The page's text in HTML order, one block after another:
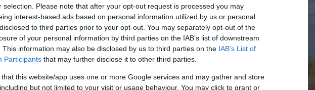
selection. Please note that after your opt-out request is processed you may
interest-based ads based on personal information utilized by us or personal
to third parties prior to your opt-out. You may separately opt-out of the
of your personal information by third parties on the IAB’s list of downstream
This information may also be disclosed by us to third parties on the IAB’s List of
Participants that may further disclose it to other third parties.
that this website/app uses one or more Google services and may gather and store
but not limited to your visit or usage behaviour. You may click to grant or